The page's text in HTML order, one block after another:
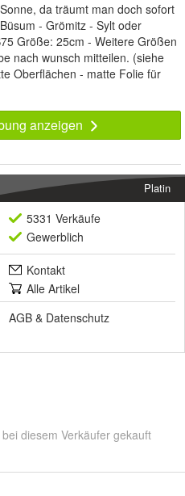
da träumt man doch sofort
- Grömitz - Sylt oder
Größe: 25cm - Weitere Größen
nach wunsch mitteilen. (siehe
Oberflächen - matte Folie für
anzeigen
Platin
5331 Verkäufe
Gewerblich
Kontakt
Alle Artikel
AGB & Datenschutz
diesem Verkäufer gekauft